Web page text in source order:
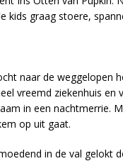
kids graag stoere,
naar de weggelopen
vreemd ziekenhuis
in een nachtmerrie.
op uit gaat.
in de val gelokt